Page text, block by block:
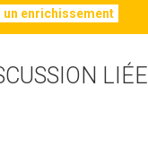
un enrichissement
LIÉE